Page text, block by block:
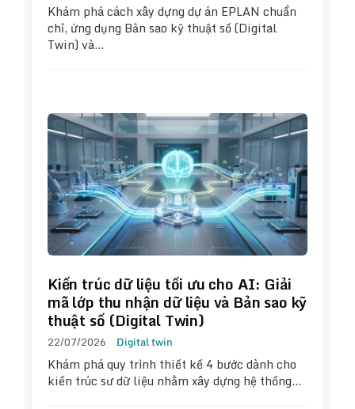
Khám phá cách xây dựng dự án EPLAN chuẩn
chỉ, ứng dụng Bản sao kỹ thuật số (Digital
Twin) và…
Kiến trúc dữ liệu tối ưu cho AI: Giải
mã lớp thu nhận dữ liệu và Bản sao kỹ
thuật số (Digital Twin)
22/07/2026 Digital twin
Khám phá quy trình thiết kế 4 bước dành cho
kiến trúc sư dữ liệu nhằm xây dựng hệ thống…